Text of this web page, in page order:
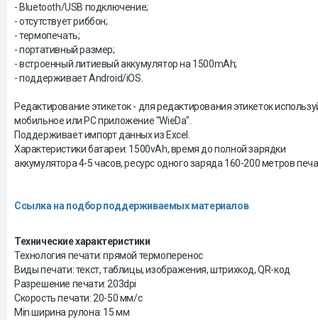
- Bluetooth/USB подключение;
- отсутствует риббон;
- термопечать;
- портативный размер;
- встроенный литиевый аккумулятор на 1500mAh;
- поддерживает Android/iOS.
Редактирование этикеток - для редактирования этикеток
мобильное или PC приложение "WieDa".
Поддерживает импорт данных из Excel.
Характеристики батареи: 1500vAh, время до полной зарядки
аккумулятора 4-5 часов, ресурс одного заряда 160-200 метров
Ссылка на подбор поддерживаемых материалов
Технические характеристики
Технология печати: прямой термоперенос
Виды печати: текст, таблицы, изображения, штрихкод, QR-код
Разрешение печати: 203dpi
Скорость печати: 20-50 мм/с
Min ширина рулона: 15 мм